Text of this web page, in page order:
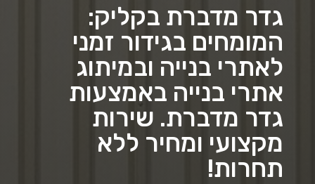
גדר מדברת בקליק:
המומחים בגידור זמני
לאתרי בנייה ובמיתוג
אתרי בנייה באמצעות
גדר מדברת. שירות
מקצועי ומחיר ללא
תחרות!